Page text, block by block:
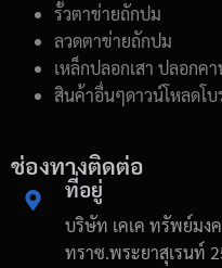
รั้วตาข่ายถักปม
ลวดตาข่ายถักปม
เหล็กปลอกเสา ปลอกค
สินค้าอื่นๆดาวน์โหลดโบ
ช่องทางติดต่อ
ที่อยู่
บริษัท เคเค ทรัพย์มง
ทราซ.พระยาสุเรนท์